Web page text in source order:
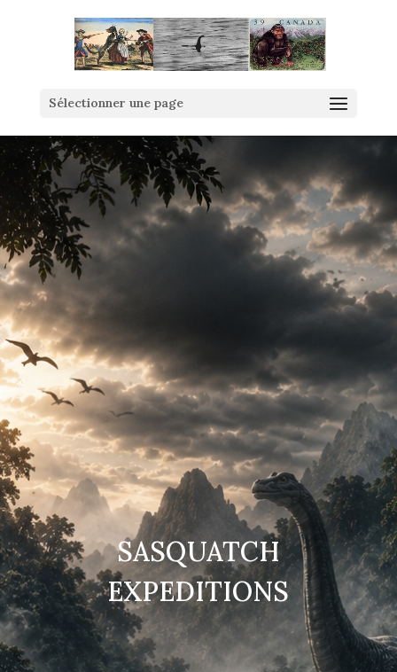
Sélectionner une page
SASQUATCH
EXPEDITIONS